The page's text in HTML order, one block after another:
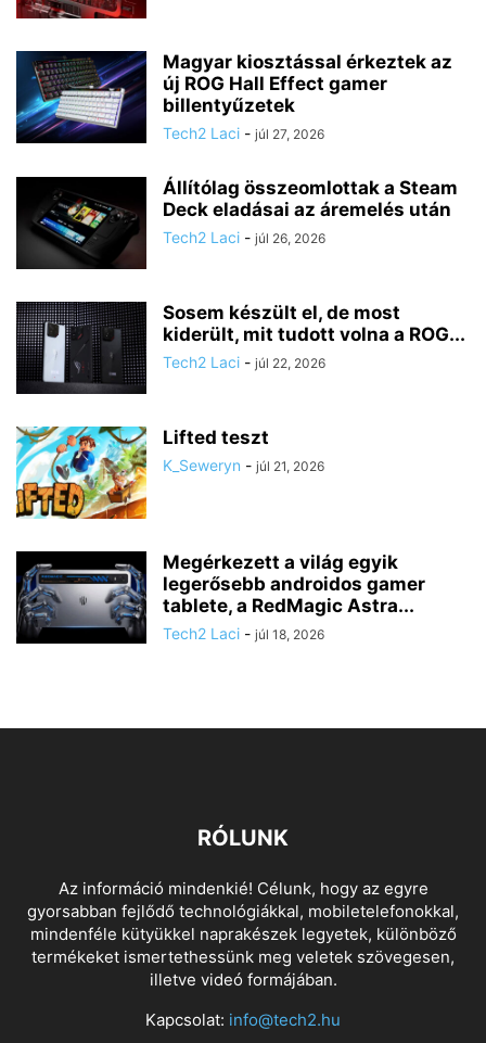
Magyar kiosztással érkeztek az
új ROG Hall Effect gamer
billentyűzetek
Tech2 Laci - júl 27, 2026
Állítólag összeomlottak a Steam
Deck eladásai az áremelés után
Tech2 Laci - júl 26, 2026
Sosem készült el, de most
kiderült, mit tudott volna a ROG...
Tech2 Laci - júl 22, 2026
Lifted teszt
K_Seweryn - júl 21, 2026
Megérkezett a világ egyik
legerősebb androidos gamer
tablete, a RedMagic Astra...
Tech2 Laci - júl 18, 2026
RÓLUNK
Az információ mindenkié! Célunk, hogy az egyre
gyorsabban fejlődő technológiákkal, mobiletelefonokkal,
mindenféle kütyükkel naprakészek legyetek, különböző
termékeket ismertethessünk meg veletek szövegesen,
illetve videó formájában.
Kapcsolat: info@tech2.hu